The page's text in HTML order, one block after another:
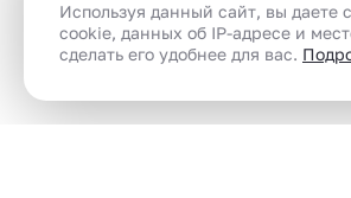
Используя данный сайт, вы даете
cookie, данных об IP-адресе и
сделать его удобнее для вас.